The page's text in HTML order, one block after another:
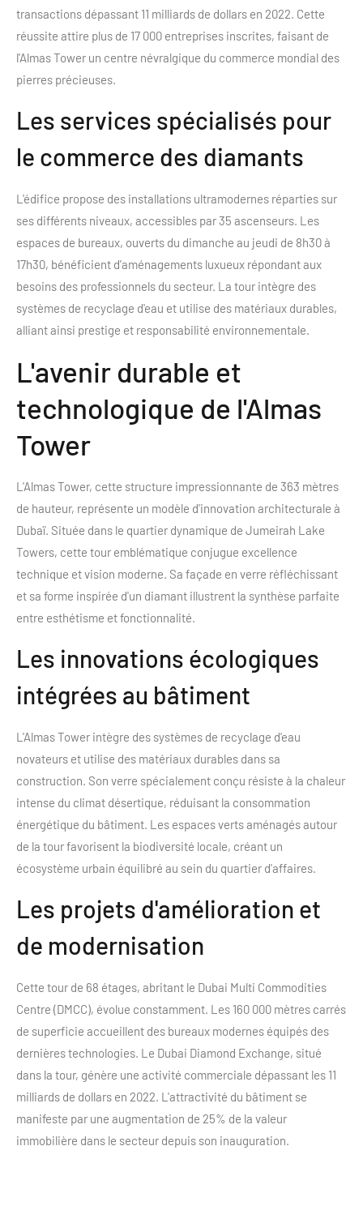
transactions dépassant 11 milliards de dollars en 2022. Cette
réussite attire plus de 17 000 entreprises inscrites, faisant de
l'Almas Tower un centre névralgique du commerce mondial des
pierres précieuses.
Les services spécialisés pour
le commerce des diamants
L'édifice propose des installations ultramodernes réparties sur
ses différents niveaux, accessibles par 35 ascenseurs. Les
espaces de bureaux, ouverts du dimanche au jeudi de 8h30 à
17h30, bénéficient d'aménagements luxueux répondant aux
besoins des professionnels du secteur. La tour intègre des
systèmes de recyclage d'eau et utilise des matériaux durables,
alliant ainsi prestige et responsabilité environnementale.
L'avenir durable et
technologique de l'Almas
Tower
L'Almas Tower, cette structure impressionnante de 363 mètres
de hauteur, représente un modèle d'innovation architecturale à
Dubaï. Située dans le quartier dynamique de Jumeirah Lake
Towers, cette tour emblématique conjugue excellence
technique et vision moderne. Sa façade en verre réfléchissant
et sa forme inspirée d'un diamant illustrent la synthèse parfaite
entre esthétisme et fonctionnalité.
Les innovations écologiques
intégrées au bâtiment
L'Almas Tower intègre des systèmes de recyclage d'eau
novateurs et utilise des matériaux durables dans sa
construction. Son verre spécialement conçu résiste à la chaleur
intense du climat désertique, réduisant la consommation
énergétique du bâtiment. Les espaces verts aménagés autour
de la tour favorisent la biodiversité locale, créant un
écosystème urbain équilibré au sein du quartier d'affaires.
Les projets d'amélioration et
de modernisation
Cette tour de 68 étages, abritant le Dubai Multi Commodities
Centre (DMCC), évolue constamment. Les 160 000 mètres carrés
de superficie accueillent des bureaux modernes équipés des
dernières technologies. Le Dubai Diamond Exchange, situé
dans la tour, génère une activité commerciale dépassant les 11
milliards de dollars en 2022. L'attractivité du bâtiment se
manifeste par une augmentation de 25% de la valeur
immobilière dans le secteur depuis son inauguration.